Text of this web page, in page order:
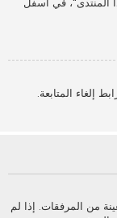
إلغاء المتابعة.
من المرفقات. إذا لم